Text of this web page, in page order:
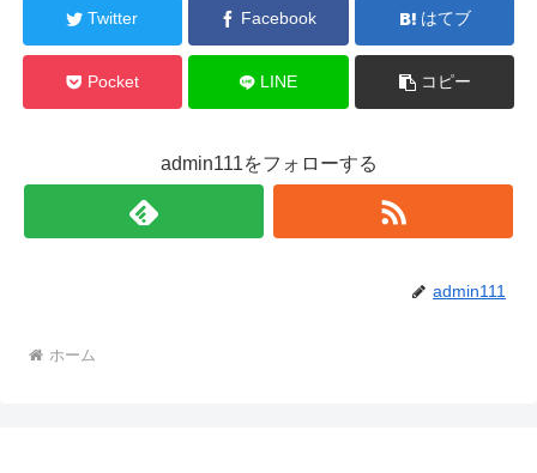
Twitter Facebook はてブ
Pocket LINE コピー
admin111をフォローする
admin111
ホーム